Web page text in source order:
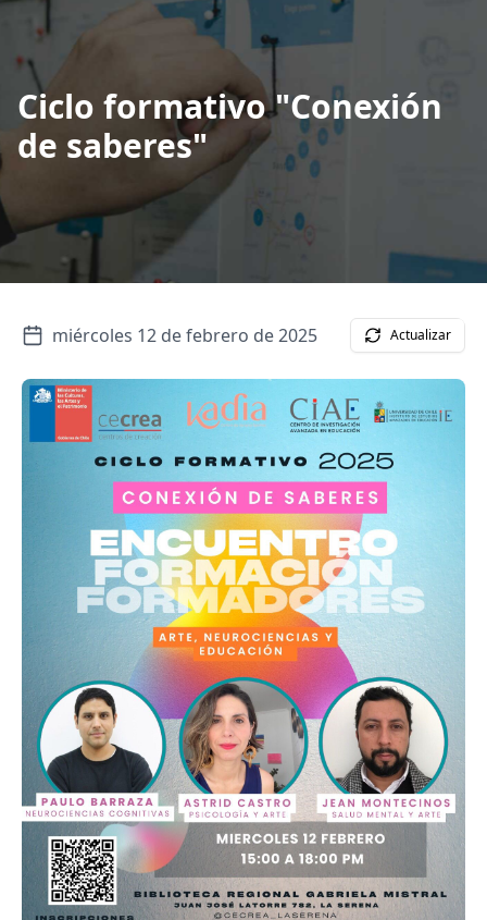
Ciclo formativo "Conexión
de saberes"
miércoles 12 de febrero de 2025 Actualizar